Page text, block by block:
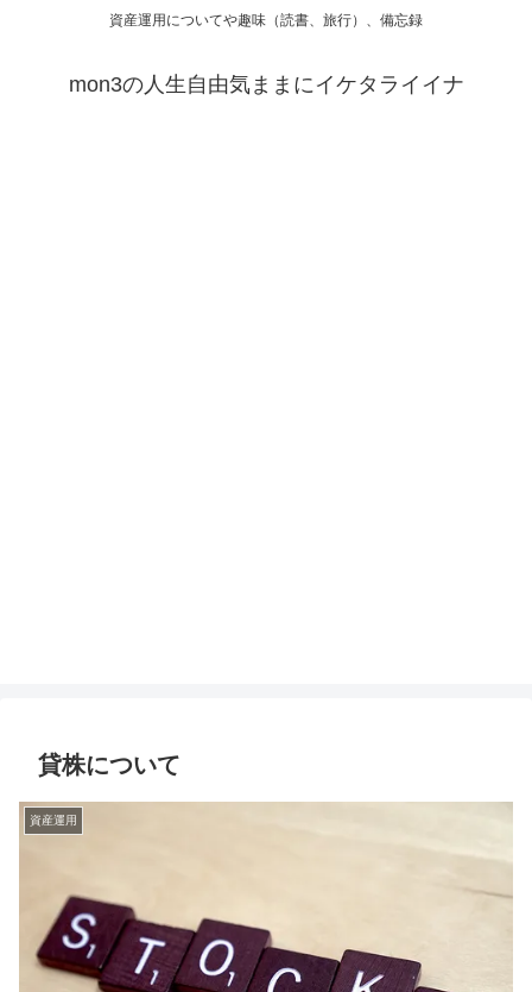
資産運用についてや趣味（読書、旅行）、備忘録
mon3の人生自由気ままにイケタライイナ
貸株について
資産運用